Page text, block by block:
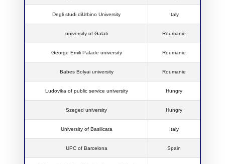
Degli studi diUrbino University Italy
university of Galati Roumanie
George Emili Palade university Roumanie
Babes Bolyai university Roumanie
Ludovika of public service university Hungry
Szeged university Hungry
University of Basilicata Italy
UPC of Barcelona Spain